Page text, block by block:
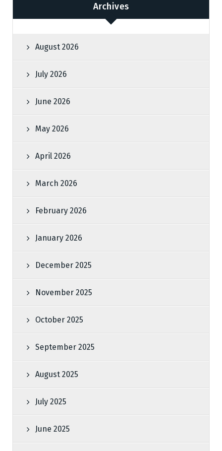
Archives
August 2026
July 2026
June 2026
May 2026
April 2026
March 2026
February 2026
January 2026
December 2025
November 2025
October 2025
September 2025
August 2025
July 2025
June 2025